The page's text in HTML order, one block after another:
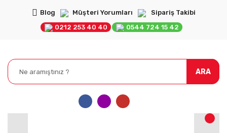
Blog Müşteri Yorumları
Sipariş Takibi
0212 253 40 40
0544 724 15 42
ARA